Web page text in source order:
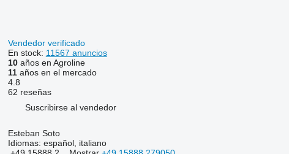
Vendedor verificado
En stock: 11567 anuncios
10años en Agroline
11años en el mercado
4.8
62 reseñas
Suscribirse al vendedor
Esteban Soto
Idiomas: español, italiano